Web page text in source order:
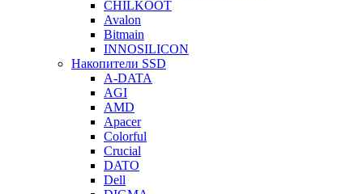
CHILKOOT
Avalon
Bitmain
INNOSILICON
Накопители SSD
A-DATA
AGI
AMD
Apacer
Colorful
Crucial
DATO
Dell